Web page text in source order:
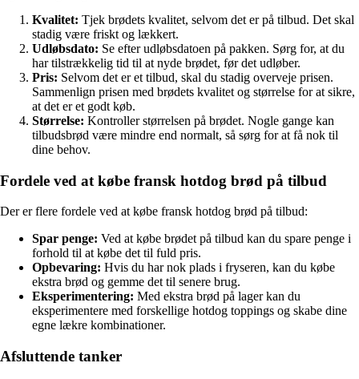
Kvalitet: Tjek brødets kvalitet, selvom det er på tilbud. Det skal
stadig være friskt og lækkert.
Udløbsdato: Se efter udløbsdatoen på pakken. Sørg for, at du
har tilstrækkelig tid til at nyde brødet, før det udløber.
Pris: Selvom det er et tilbud, skal du stadig overveje prisen.
Sammenlign prisen med brødets kvalitet og størrelse for at sikre,
at det er et godt køb.
Størrelse: Kontroller størrelsen på brødet. Nogle gange kan
tilbudsbrød være mindre end normalt, så sørg for at få nok til
dine behov.
Fordele ved at købe fransk hotdog brød på tilbud
Der er flere fordele ved at købe fransk hotdog brød på tilbud:
Spar penge: Ved at købe brødet på tilbud kan du spare penge i
forhold til at købe det til fuld pris.
Opbevaring: Hvis du har nok plads i fryseren, kan du købe
ekstra brød og gemme det til senere brug.
Eksperimentering: Med ekstra brød på lager kan du
eksperimentere med forskellige hotdog toppings og skabe dine
egne lækre kombinationer.
Afsluttende tanker